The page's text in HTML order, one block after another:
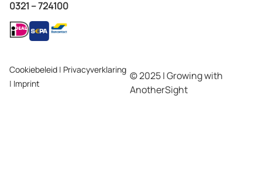
0321 – 724100
© 2025 | Growing with
AnotherSight
Cookiebeleid | Privacyverklaring
| Imprint